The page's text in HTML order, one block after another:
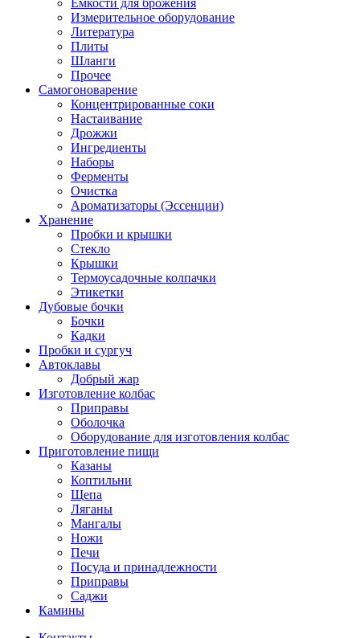
Емкости для брожения
Измерительное оборудование
Литература
Плиты
Шланги
Прочее
Самогоноварение
Концентрированные соки
Настаивание
Дрожжи
Ингредиенты
Наборы
Ферменты
Очистка
Ароматизаторы (Эссенции)
Хранение
Пробки и крышки
Стекло
Крышки
Термоусадочные колпачки
Этикетки
Дубовые бочки
Бочки
Кадки
Пробки и сургуч
Автоклавы
Добрый жар
Изготовление колбас
Приправы
Оболочка
Оборудование для изготовления колбас
Приготовление пищи
Казаны
Коптильни
Щепа
Ляганы
Мангалы
Ножи
Печи
Посуда и принадлежности
Приправы
Саджи
Камины